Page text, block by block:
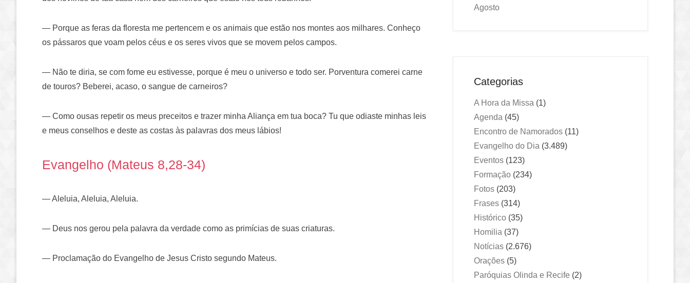
— Porque as feras da floresta me pertencem e os animais que estão nos montes aos milhares. Conheço
os pássaros que voam pelos céus e os seres vivos que se movem pelos campos.
— Não te diria, se com fome eu estivesse, porque é meu o universo e todo ser. Porventura comerei carne
de touros? Beberei, acaso, o sangue de carneiros?
— Como ousas repetir os meus preceitos e trazer minha Aliança em tua boca? Tu que odiaste minhas leis
e meus conselhos e deste as costas às palavras dos meus lábios!
Evangelho (Mateus 8,28-34)
— Aleluia, Aleluia, Aleluia.
— Deus nos gerou pela palavra da verdade como as primícias de suas criaturas.
— Proclamação do Evangelho de Jesus Cristo segundo Mateus.
Agosto
Categorias
A Hora da Missa (1)
Agenda (45)
Encontro de Namorados (11)
Evangelho do Dia (3.489)
Eventos (123)
Formação (234)
Fotos (203)
Frases (314)
Histórico (35)
Homilia (37)
Notícias (2.676)
Orações (5)
Paróquias Olinda e Recife (2)